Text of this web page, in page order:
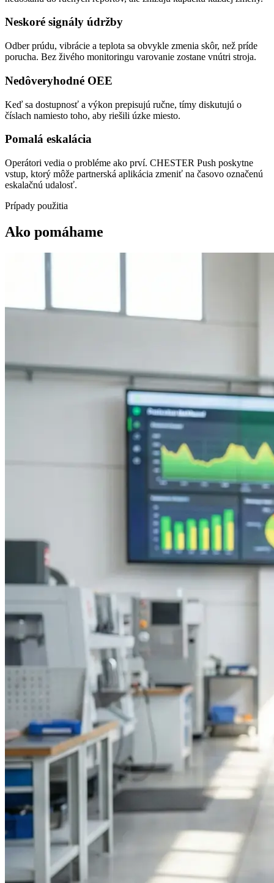
Neskoré signály údržby
Odber prúdu, vibrácie a teplota sa obvykle zmenia skôr, než príde
porucha. Bez živého monitoringu varovanie zostane vnútri stroja.
Nedôveryhodné OEE
Keď sa dostupnosť a výkon prepisujú ručne, tímy diskutujú o
číslach namiesto toho, aby riešili úzke miesto.
Pomalá eskalácia
Operátori vedia o probléme ako prví. CHESTER Push poskytne
vstup, ktorý môže partnerská aplikácia zmeniť na časovo označenú
eskalačnú udalosť.
Prípady použitia
Ako pomáhame